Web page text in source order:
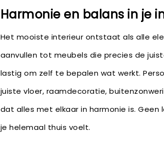
Harmonie en balans in je
Het mooiste interieur ontstaat als alle
aanvullen tot meubels die precies de
lastig om zelf te bepalen wat werkt.
juiste vloer, raamdecoratie,
dat alles met elkaar in harmonie is.
je helemaal thuis voelt.